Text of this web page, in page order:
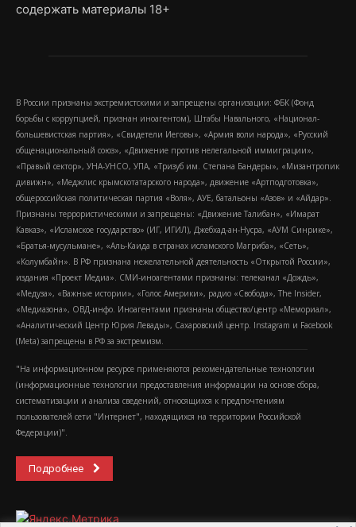
содержать материалы 18+
В России признаны экстремистскими и запрещены организации: ФБК (Фонд
борьбы с коррупцией, признан иноагентом), Штабы Навального, «Национал-
большевистская партия», «Свидетели Иеговы», «Армия воли народа», «Русский
общенациональный союз», «Движение против нелегальной иммиграции»,
«Правый сектор», УНА-УНСО, УПА, «Тризуб им. Степана Бандеры», «Мизантропик
дивижн», «Меджлис крымскотатарского народа», движение «Артподготовка»,
общероссийская политическая партия «Воля», АУЕ, батальоны «Азов» и «Айдар».
Признаны террористическими и запрещены: «Движение Талибан», «Имарат
Кавказ», «Исламское государство» (ИГ, ИГИЛ), Джебхад-ан-Нусра, «АУМ Синрике»,
«Братья-мусульмане», «Аль-Каида в странах исламского Магриба», «Сеть»,
«Колумбайн». В РФ признана нежелательной деятельность «Открытой России»,
издания «Проект Медиа». СМИ-иноагентами признаны: телеканал «Дождь»,
«Медуза», «Важные истории», «Голос Америки», радио «Свобода», The Insider,
«Медиазона», ОВД-инфо. Иноагентами признаны общество/центр «Мемориал»,
«Аналитический Центр Юрия Левады», Сахаровский центр. Instagram и Facebook
(Metа) запрещены в РФ за экстремизм.
"На информационном ресурсе применяются рекомендательные технологии
(информационные технологии предоставления информации на основе сбора,
систематизации и анализа сведений, относящихся к предпочтениям
пользователей сети "Интернет", находящихся на территории Российской
Федерации)".
Подробнее